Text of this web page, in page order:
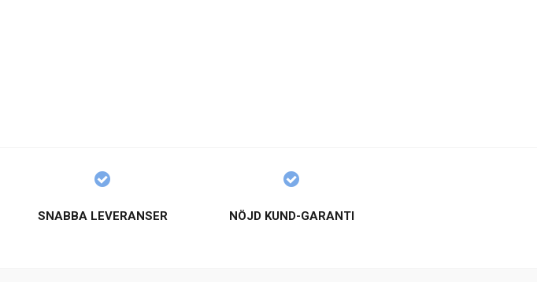
SNABBA LEVERANSER NÖJD KUND-GARANTI